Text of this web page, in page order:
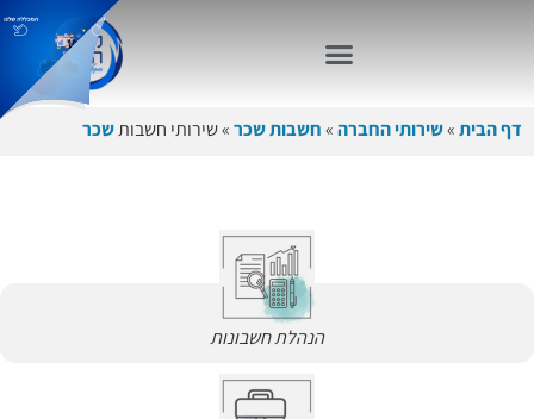
דף הבית»שירותי החברה»חשבות שכר»שירותי חשבותשכר
הנהלת חשבונות